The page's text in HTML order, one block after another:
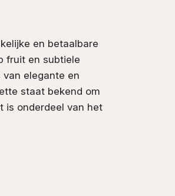
en betaalbare
fruit en subtiele
elegante en
staat bekend om
is onderdeel van het